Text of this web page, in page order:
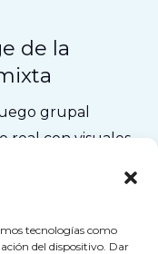
tecnologías como
del dispositivo. Dar
de la
grupal
real con visuales
rápido, social y
juego, centros